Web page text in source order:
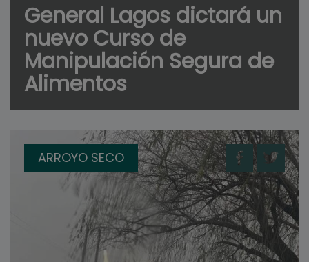
General Lagos dictará un
nuevo Curso de
Manipulación Segura de
Alimentos
ARROYO SECO